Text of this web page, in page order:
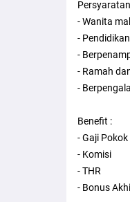
- Wanita
-
-
- Ramah
-
Benefit :
- Gaji Pokok
- Komisi
- THR
- Bonus